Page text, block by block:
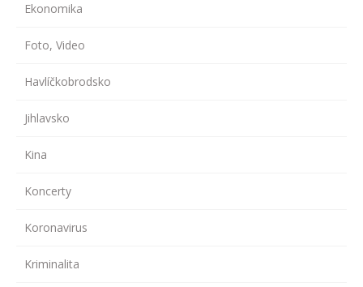
Ekonomika
Foto, Video
Havlíčkobrodsko
Jihlavsko
Kina
Koncerty
Koronavirus
Kriminalita